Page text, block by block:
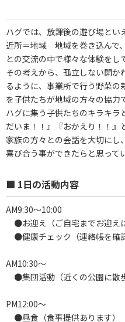
ハグでは、放課後の遊び場とい
近所＝地域 地域を巻き込んで
との交流の中で様々な体験をし
その考えから、孤立しない開か
るように、事業所で行う野菜
を子供たちが地域の方々の協力
ハグに集う子供たちのキラキラ
だいま！！』『おかえり！！』
家族の方々との会話を大切にし
喜び合う事ができたらと思って
■ 1日の活動内容
AM9:30～10:00
●お迎え（ご自宅までお迎え
●健康チェック（連絡帳を確
AM10:30～
●集団活動（近くの公園に散
PM12:00～
●昼食（食事提供あります）